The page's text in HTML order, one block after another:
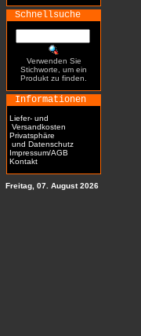
Schnellsuche
Verwenden Sie
Stichworte, um ein
Produkt zu finden.
Informationen
Liefer- und
Versandkosten
Privatsphäre
und Datenschutz
Impressum/AGB
Kontakt
Freitag, 07. August 2026